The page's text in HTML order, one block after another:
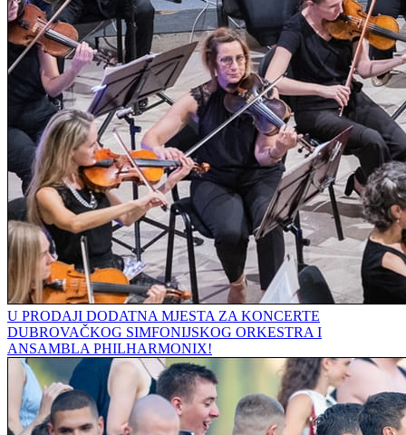
U PRODAJI DODATNA MJESTA ZA KONCERTE
DUBROVAČKOG SIMFONIJSKOG ORKESTRA I
ANSAMBLA PHILHARMONIX!